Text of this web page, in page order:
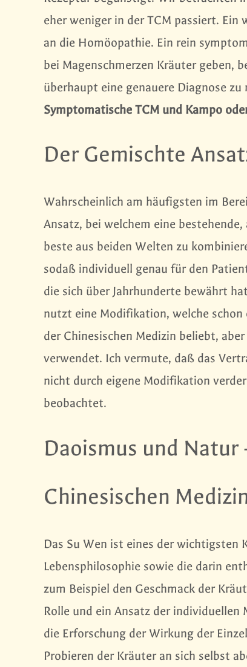
eher weniger in der TCM passiert.
an die Homöopathie. Ein rein
bei Magenschmerzen Kräuter geben,
überhaupt eine genauere Diagnose zu
Symptomatische TCM und Kampo
Der Gemischte
Wahrscheinlich am häufigsten im
Ansatz, bei welchem eine
beste aus beiden Welten zu
sodaß individuell genau für den
die sich über Jahrhunderte bewährt
nutzt eine Modifikation, welche
der Chinesischen Medizin beliebt,
verwendet. Ich vermute, daß das
nicht durch eigene Modifikation
beobachtet.
Daoismus und Natur
Chinesischen
Das Su Wen ist eines der wichtigsten
Lebensphilosophie sowie die darin
zum Beispiel den Geschmack der
Rolle und ein Ansatz der
die Erforschung der Wirkung der
Probieren der Kräuter an sich selbst